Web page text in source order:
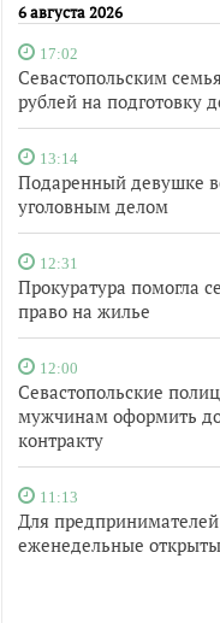
6 августа 2026
17:02
Севастопольским
рублей на подготовку
13:14
Подаренный девушке
уголовным делом
12:31
Прокуратура помогла
право на жилье
12:00
Севастопольские
мужчинам оформить
контракту
11:13
Для
еженедельные